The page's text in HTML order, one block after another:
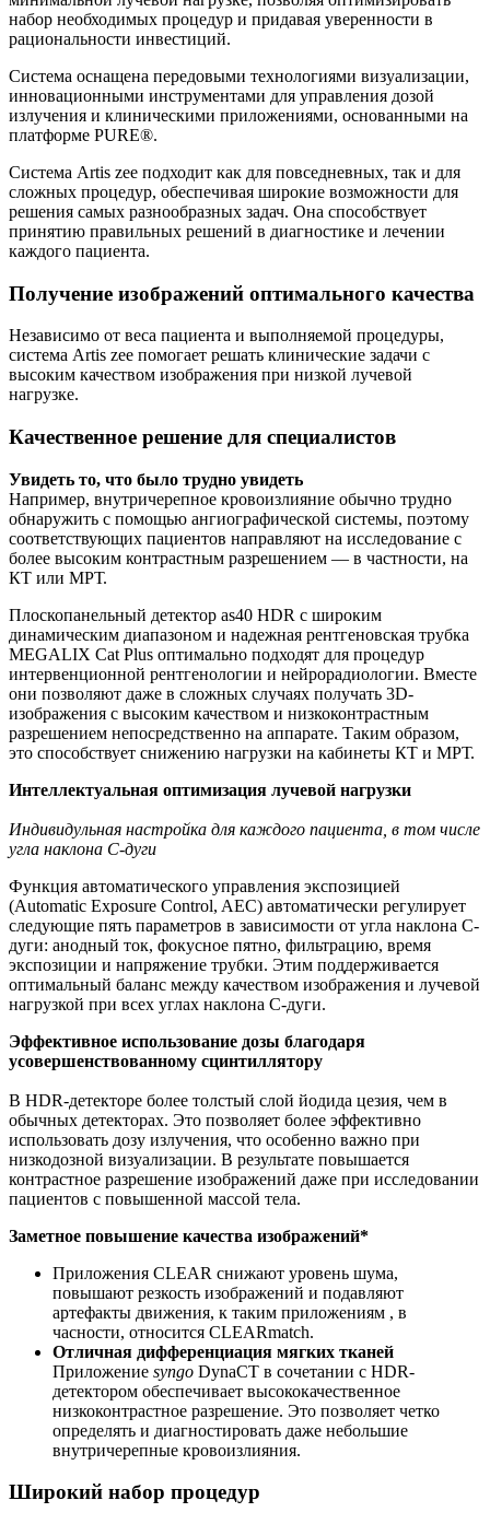
набор необходимых процедур и придавая уверенности в
рациональности инвестиций.
Система оснащена передовыми технологиями визуализации,
инновационными инструментами для управления дозой
излучения и клиническими приложениями, основанными на
платформе PURE®.
Система Artis zee подходит как для повседневных, так и для
сложных процедур, обеспечивая широкие возможности для
решения самых разнообразных задач. Она способствует
принятию правильных решений в диагностике и лечении
каждого пациента.
Получение изображений оптимального качества
Независимо от веса пациента и выполняемой процедуры,
система Artis zee помогает решать клинические задачи с
высоким качеством изображения при низкой лучевой
нагрузке.
Качественное решение для специалистов
Увидеть то, что было трудно увидеть
Например, внутричерепное кровоизлияние обычно трудно
обнаружить с помощью ангиографической системы, поэтому
соответствующих пациентов направляют на исследование с
более высоким контрастным разрешением — в частности, на
КТ или МРТ.
Плоскопанельный детектор as40 HDR с широким
динамическим диапазоном и надежная рентгеновская трубка
MEGALIX Cat Plus оптимально подходят для процедур
интервенционной рентгенологии и нейрорадиологии. Вместе
они позволяют даже в сложных случаях получать 3D-
изображения с высоким качеством и низкоконтрастным
разрешением непосредственно на аппарате. Таким образом,
это способствует снижению нагрузки на кабинеты КТ и МРТ.
Интеллектуальная оптимизация лучевой нагрузки
Индивидульная настройка для каждого пациента, в том числе
угла наклона С-дуги
Функция автоматического управления экспозицией
(Automatic Exposure Control, AEC) автоматически регулирует
следующие пять параметров в зависимости от угла наклона C-
дуги: анодный ток, фокусное пятно, фильтрацию, время
экспозиции и напряжение трубки. Этим поддерживается
оптимальный баланс между качеством изображения и лучевой
нагрузкой при всех углах наклона С-дуги.
Эффективное использование дозы благодаря
усовершенствованному сцинтиллятору
В HDR-детекторе более толстый слой йодида цезия, чем в
обычных детекторах. Это позволяет более эффективно
использовать дозу излучения, что особенно важно при
низкодозной визуализации. В результате повышается
контрастное разрешение изображений даже при исследовании
пациентов с повышенной массой тела.
Заметное повышение качества изображений*
Приложения CLEAR снижают уровень шума,
повышают резкость изображений и подавляют
артефакты движения, к таким приложениям , в
часности, относится CLEARmatch.
Отличная дифференциация мягких тканей
Приложение syngo DynaCT в сочетании с HDR-
детектором обеспечивает высококачественное
низкоконтрастное разрешение. Это позволяет четко
определять и диагностировать даже небольшие
внутричерепные кровоизлияния.
Широкий набор процедур